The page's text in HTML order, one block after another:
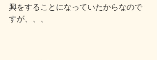
興をすることになっていたからなので
すが、、、